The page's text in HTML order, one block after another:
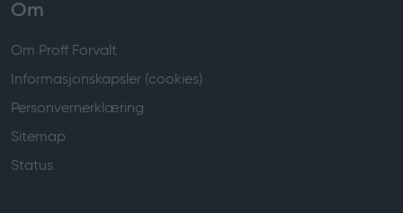
Om
Om Proff Forvalt
Informasjonskapsler (cookies)
Personvernerklæring
Sitemap
Status